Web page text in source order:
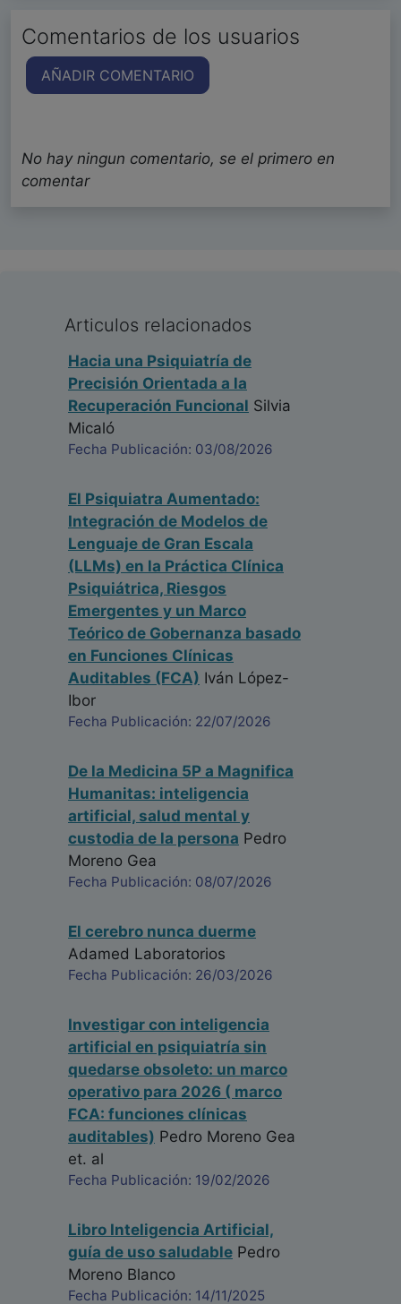
Comentarios de los usuarios
AÑADIR COMENTARIO
No hay ningun comentario, se el primero en
comentar
Articulos relacionados
Hacia una Psiquiatría de
Precisión Orientada a la
Recuperación Funcional Silvia
Micaló
Fecha Publicación: 03/08/2026
El Psiquiatra Aumentado:
Integración de Modelos de
Lenguaje de Gran Escala
(LLMs) en la Práctica Clínica
Psiquiátrica, Riesgos
Emergentes y un Marco
Teórico de Gobernanza basado
en Funciones Clínicas
Auditables (FCA) Iván López-
Ibor
Fecha Publicación: 22/07/2026
De la Medicina 5P a Magnifica
Humanitas: inteligencia
artificial, salud mental y
custodia de la persona Pedro
Moreno Gea
Fecha Publicación: 08/07/2026
El cerebro nunca duerme
Adamed Laboratorios
Fecha Publicación: 26/03/2026
Investigar con inteligencia
artificial en psiquiatría sin
quedarse obsoleto: un marco
operativo para 2026 ( marco
FCA: funciones clínicas
auditables) Pedro Moreno Gea
et. al
Fecha Publicación: 19/02/2026
Libro Inteligencia Artificial,
guía de uso saludable Pedro
Moreno Blanco
Fecha Publicación: 14/11/2025